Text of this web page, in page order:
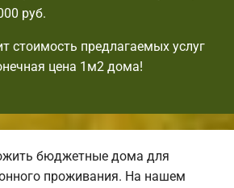
руб.
стоимость предлагаемых услуг
цена 1м2 дома!
бюджетные дома для
проживания. На нашем